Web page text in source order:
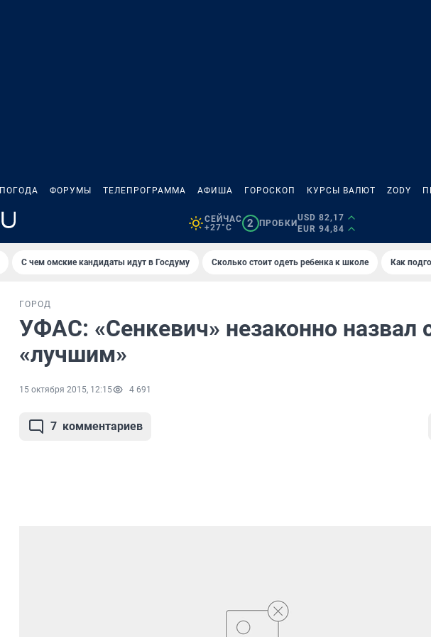
ПОГОДА ФОРУМЫ ТЕЛЕПРОГРАММА АФИША ГОРОСКОП КУРСЫ ВАЛЮТ ZODY
СЕЙЧАС
+27°C
2 ПРОБКИ
USD 82,17
EUR 94,84
С чем омские кандидаты идут в Госдуму Сколько стоит одеть ребенка к школе Как
ГОРОД
УФАС: «Сенкевич» незаконно назвал
«лучшим»
15 октября 2015, 12:15 4 691
7 комментариев